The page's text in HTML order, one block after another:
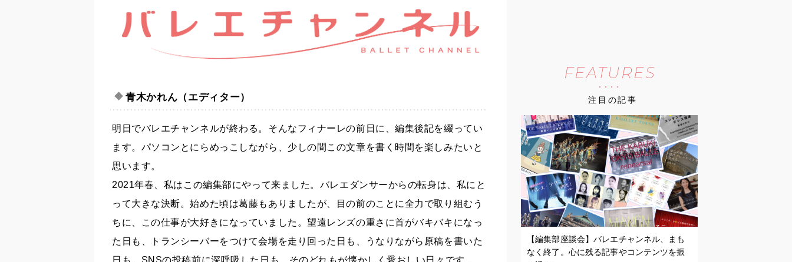
青木かれん（エディター）
明日でバレエチャンネルが終わる。そんなフィナーレの前日に、編集後記を綴ってい
ます。パソコンとにらめっこしながら、少しの間この文章を書く時間を楽しみたいと
思います。
2021年春、私はこの編集部にやって来ました。バレエダンサーからの転身は、私にと
って大きな決断。始めた頃は葛藤もありましたが、目の前のことに全力で取り組むう
ちに、この仕事が大好きになっていました。望遠レンズの重さに首がバキバキになっ
た日も、トランシーバーをつけて会場を走り回った日も、うなりながら原稿を書いた
日も、SNSの投稿前に深呼吸した日も、そのどれもが懐かしく愛おしい日々です。
FEATURES
注目の記事
【編集部座談会】バレエチャンネル、まも
なく終了。心に残る記事やコンテンツを振